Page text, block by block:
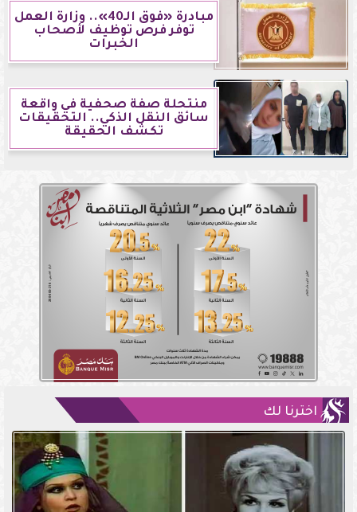
مبادرة «فوق الـ40».. وزارة العمل
توفر فرص توظيف لأصحاب
الخبرات
منتحلة صفة صحفية في واقعة
سائق النقل الذكي.. التحقيقات
تكشف الحقيقة
اخترنا لك